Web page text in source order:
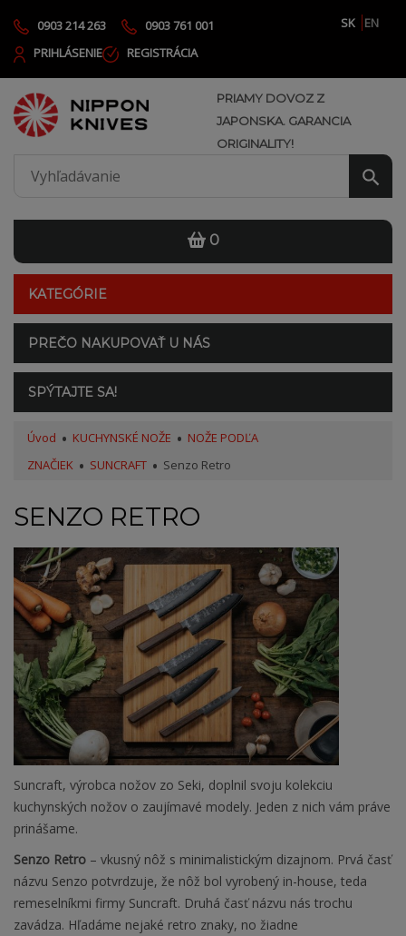
0903 214 263 0903 761 001 SK
EN
PRIHLÁSENIE
REGISTRÁCIA
PRIAMY DOVOZ Z
JAPONSKA. GARANCIA
ORIGINALITY!
0
KATEGÓRIE
PREČO NAKUPOVAŤ U NÁS
SPÝTAJTE SA!
Úvod KUCHYNSKÉ NOŽE
NOŽE PODĽA
ZNAČIEK
SUNCRAFT Senzo Retro
SENZO RETRO
Suncraft, výrobca nožov zo Seki, doplnil svoju kolekciu
kuchynských nožov o zaujímavé modely. Jeden z nich vám práve
prinášame.
Senzo Retro – vkusný nôž s minimalistickým dizajnom. Prvá časť
názvu Senzo potvrdzuje, že nôž bol vyrobený in-house, teda
remeselníkmi firmy Suncraft. Druhá časť názvu nás trochu
zavádza. Hľadáme nejaké retro znaky, no žiadne